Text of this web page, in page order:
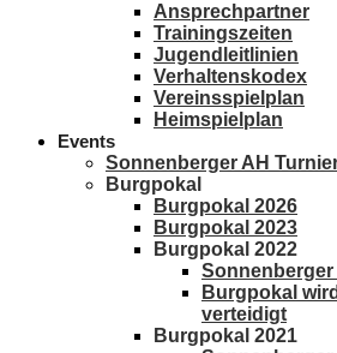
Ansprechpartner
Trainingszeiten
Jugendleitlinien
Verhaltenskodex
Vereinsspielplan
Heimspielplan
Events
Sonnenberger AH
Burgpokal
Burgpokal 2026
Burgpokal 2023
Burgpokal 2022
Burgpokal
verteidigt
Burgpokal 2021